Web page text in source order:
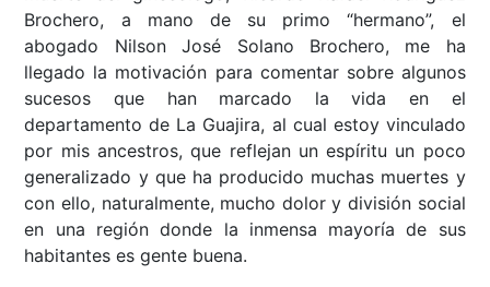
Brochero, a mano de su primo “hermano”, el
abogado Nilson José Solano Brochero, me ha
llegado la motivación para comentar sobre algunos
sucesos que han marcado la vida en el
departamento de La Guajira, al cual estoy vinculado
por mis ancestros, que reflejan un espíritu un poco
generalizado y que ha producido muchas muertes y
con ello, naturalmente, mucho dolor y división social
en una región donde la inmensa mayoría de sus
habitantes es gente buena.